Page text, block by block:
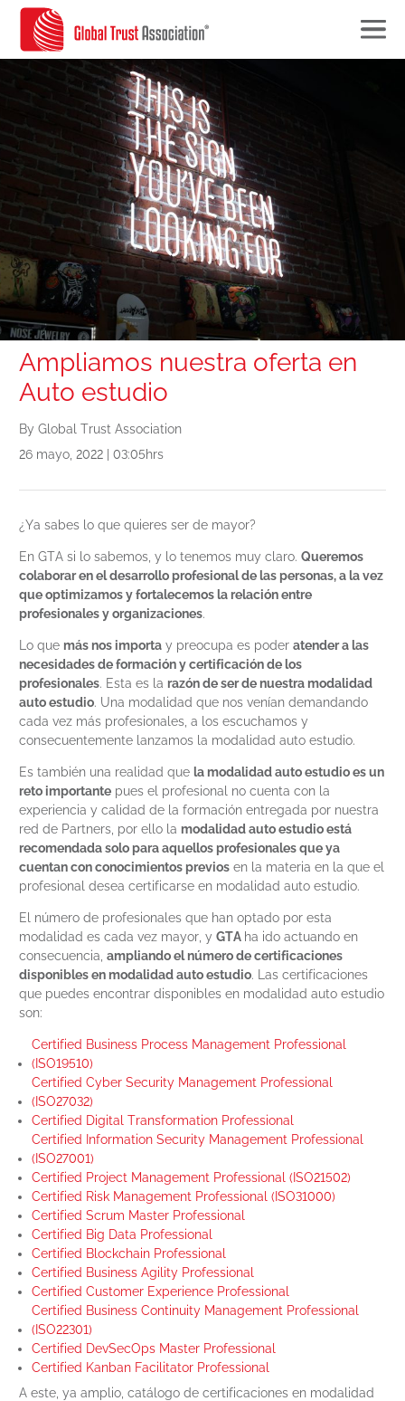
Ampliamos nuestra oferta en
Auto estudio
By Global Trust Association
26 mayo, 2022 | 03:05hrs
¿Ya sabes lo que quieres ser de mayor?
En GTA si lo sabemos, y lo tenemos muy claro. Queremos
colaborar en el desarrollo profesional de las personas, a la vez
que optimizamos y fortalecemos la relación entre
profesionales y organizaciones.
Lo que más nos importa y preocupa es poder atender a las
necesidades de formación y certificación de los
profesionales. Esta es la razón de ser de nuestra modalidad
auto estudio. Una modalidad que nos venían demandando
cada vez más profesionales, a los escuchamos y
consecuentemente lanzamos la modalidad auto estudio.
Es también una realidad que la modalidad auto estudio es un
reto importante pues el profesional no cuenta con la
experiencia y calidad de la formación entregada por nuestra
red de Partners, por ello la modalidad auto estudio está
recomendada solo para aquellos profesionales que ya
cuentan con conocimientos previos en la materia en la que el
profesional desea certificarse en modalidad auto estudio.
El número de profesionales que han optado por esta
modalidad es cada vez mayor, y GTA ha ido actuando en
consecuencia, ampliando el número de certificaciones
disponibles en modalidad auto estudio. Las certificaciones
que puedes encontrar disponibles en modalidad auto estudio
son:
Certified Business Process Management Professional
(ISO19510)
Certified Cyber Security Management Professional
(ISO27032)
Certified Digital Transformation Professional
Certified Information Security Management Professional
(ISO27001)
Certified Project Management Professional (ISO21502)
Certified Risk Management Professional (ISO31000)
Certified Scrum Master Professional
Certified Big Data Professional
Certified Blockchain Professional
Certified Business Agility Professional
Certified Customer Experience Professional
Certified Business Continuity Management Professional
(ISO22301)
Certified DevSecOps Master Professional
Certified Kanban Facilitator Professional
A este, ya amplio, catálogo de certificaciones en modalidad